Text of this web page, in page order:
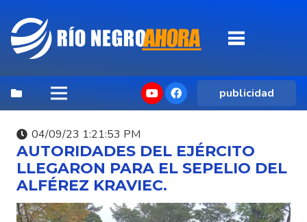
publicidad
04/09/23 1:21:53 PM
AUTORIDADES DEL EJÉRCITO
LLEGARON PARA EL SEPELIO DEL
ALFÉREZ KRAVIEC.